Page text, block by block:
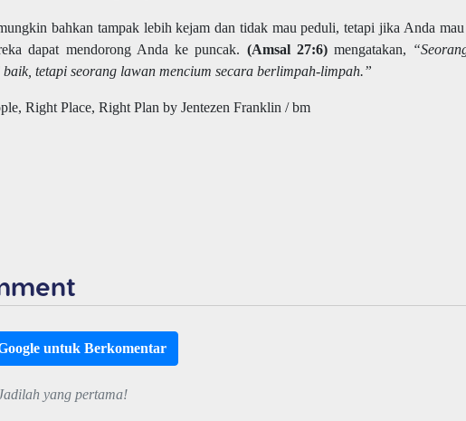
bahkan tampak lebih kejam dan tidak mau peduli, tetapi jika Anda mau
dapat mendorong Anda ke puncak. (Amsal 27:6) mengatakan,
baik, tetapi seorang lawan mencium secara berlimpah-limpah.”
Right Place, Right Plan by Jentezen Franklin / bm
untuk Berkomentar
yang pertama!